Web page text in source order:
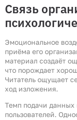
Связь
Эмоциональное
приёма его
материал создаёт
что порождает
Читатель ощущает
ход изложения.
Темп подачи данных
пользователей.